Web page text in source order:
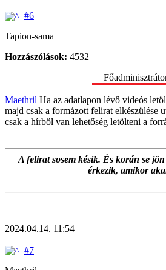
#6
Tapion-sama
Hozzászólások: 4532
Maethril Ha az adatlapon lévő videós
majd csak a formázott felirat elkészülése
csak a hírből van lehetőség letölteni a
A felirat sosem késik. És korán se
érkezik, amikor
2024.04.14. 11:54
#7